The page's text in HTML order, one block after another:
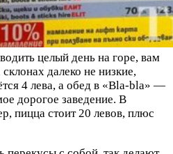
целый день на горе, вам
далеко не низкие,
4 лева, а обед в «Bla-bla» —
дорогое заведение. В
пицца стоит 20 левов, плюс